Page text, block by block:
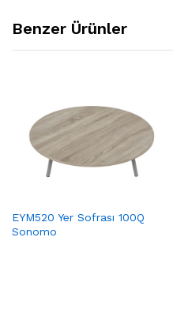
Benzer Ürünler
EYM520 Yer Sofrası 100Q
Sonomo